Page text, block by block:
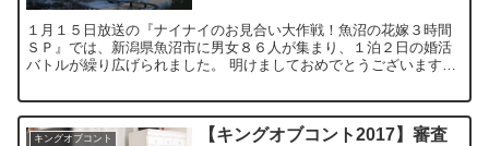
１月１５日放送の『ナイナイのお見合い大作戦！魚沼の花嫁３時間
ＳＰ』では、新潟県魚沼市に男女８６人が集まり、１泊２日の婚活
バトルが繰り広げられました。 明けましておめでとうございます🎍
キングオブコント
【キングオブコント2017】審査